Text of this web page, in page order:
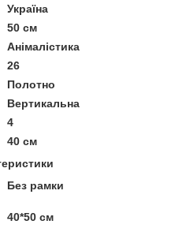
Україна
50 см
Анімалістика
26
Полотно
Вертикальна
4
40 см
Без рамки
40*50 см